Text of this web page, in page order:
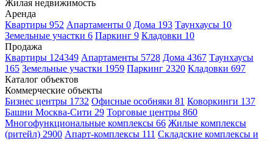
Жилая недвижимость
Аренда
Квартиры 952 Апартаменты 0 Дома 193 Таунхаусы 10
Земельные участки 6 Паркинг 9 Кладовки 10
Продажа
Квартиры 124349 Апартаменты 5728 Дома 4367 Таунхаусы
165 Земельные участки 1959 Паркинг 2320 Кладовки 697
Каталог объектов
Коммерческие объекты
Бизнес центры 1732 Офисные особняки 81 Коворкинги 137
Башни Москва-Сити 29 Торговые центры 860
Многофункциональные комплексы 66 Жилые комплексы
(ритейл) 2900 Апарт-комплексы 111 Складские комплексы и